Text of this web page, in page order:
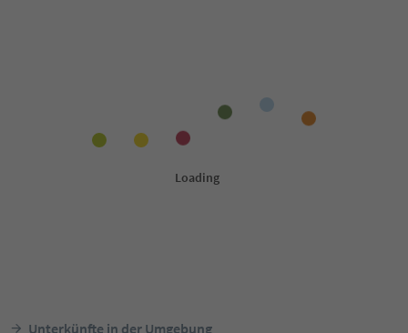
Unterkünfte in der Umgebung